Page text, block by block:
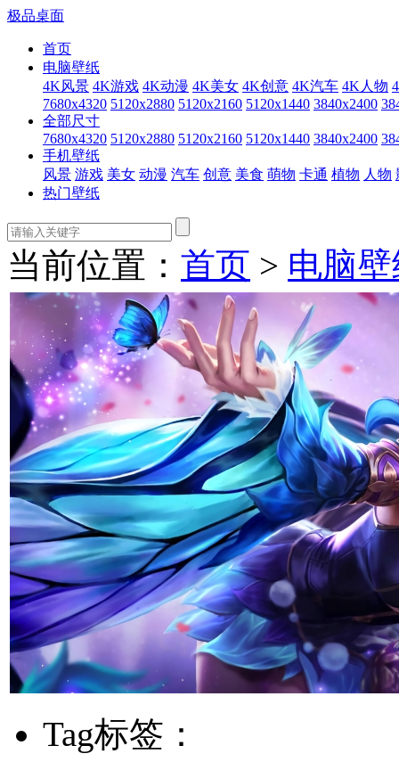
极品桌面
首页
电脑壁纸
4K风景 4K游戏 4K动漫 4K美女 4K创意 4K汽车 4K人物
7680x4320 5120x2880 5120x2160 5120x1440 3840x2400
全部尺寸
7680x4320 5120x2880 5120x2160 5120x1440 3840x2400
手机壁纸
风景 游戏 美女 动漫 汽车 创意 美食 萌物 卡通 植物 人物
热门壁纸
当前位置： 首页 > 电脑
Tag标签：